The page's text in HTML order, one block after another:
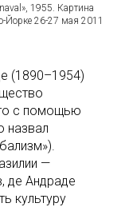
1955. Картина
Йорке 26-27 мая 2011
(1890–1954)
с помощью
назвал
—
де Андраде
культуру